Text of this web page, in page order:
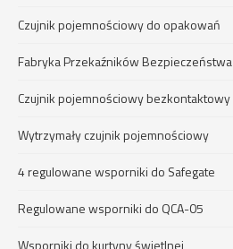
Czujnik pojemnościowy do opakowań
Fabryka Przekaźników Bezpieczeństwa
Czujnik pojemnościowy bezkontaktowy
Wytrzymały czujnik pojemnościowy
4 regulowane wsporniki do Safegate
Regulowane wsporniki do QCA-05
Wsporniki do kurtyny świetlnej